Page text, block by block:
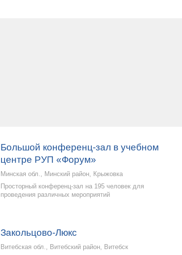
Большой конференц-зал в учебном
центре РУП «Форум»
Минская обл., Минский район, Крыжовка
Просторный конференц-зал на 195 человек для
проведения различных мероприятий
Закольцово-Люкс
Витебская обл., Витебский район, Витебск